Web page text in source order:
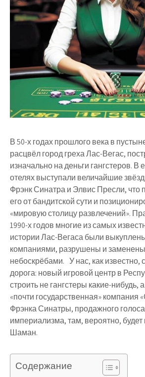
В 50-х годах прошлого века в
расцвёл город греха Лас-Вегас,
изначально на деньги гангстеров. В
отелях выступали величайшие
Фрэнк Синатра и Элвис Пресли, что
его от бандитской сути и
«мировую столицу развлечений».
1990-х годов многие из самых
истории Лас-Вегаса были
компаниями, разрушены и
небоскрёбами. У нас, как известно,
дорога: новый игровой центр в
строить не гангстеры какие-нибудь,
«почти государственная» компания
Фрэнка Синатры, продажного
империализма, там, вероятно,
Шаман.
Содержание